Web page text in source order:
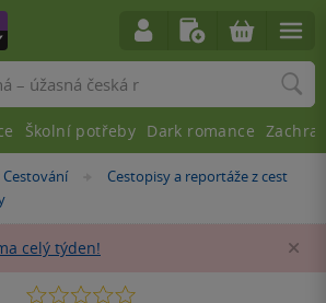
Cestování »
Cestopisy a reportáže z cest
celý týden!
0.0
Školní potřeby Dark romance